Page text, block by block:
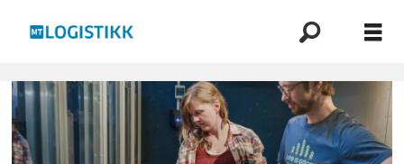
Emne:
autostore